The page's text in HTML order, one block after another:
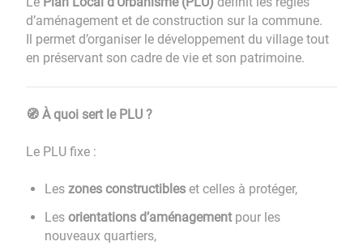
d’aménagement et de construction sur la commune.
Il permet d’organiser le développement du village tout
en préservant son cadre de vie et son patrimoine.
🧭 À quoi sert le PLU ?
Le PLU fixe :
Leszones constructibles et celles à protéger,
Lesorientations d’aménagementpour les
nouveaux quartiers,